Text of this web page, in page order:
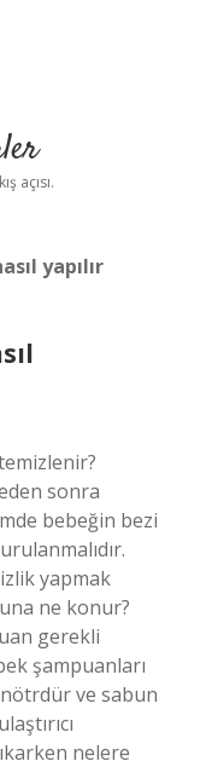
açısı.
yapılır
sonra
bebeğin bezi
yapmak
ne konur?
gerekli
şampuanları
ve sabun
nelere